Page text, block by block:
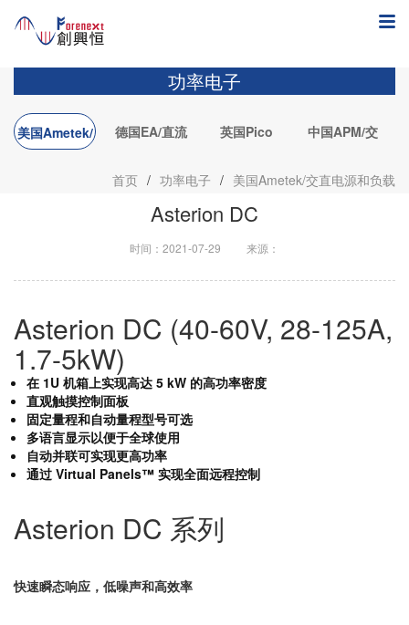
功率电子
美国Ametek/
德国EA/直流
载
英国Pico
示波器
中国APM/交
首页 / 功率电子 / 美国Ametek/交直电源和负载
Asterion DC
时间：2021-07-29 来源：
Asterion DC (40-60V, 28-125A,
1.7-5kW)
在 1U 机箱上实现高达 5 kW 的高功率密度
直观触摸控制面板
固定量程和自动量程型号可选
多语言显示以便于全球使用
自动并联可实现更高功率
通过 Virtual Panels™ 实现全面远程控制
Asterion DC 系列
快速瞬态响应，低噪声和高效率